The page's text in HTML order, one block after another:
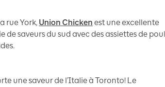
rue York, Union Chicken est une excellente
de saveurs du sud avec des assiettes de
une saveur de l’Italie à Toronto! Le